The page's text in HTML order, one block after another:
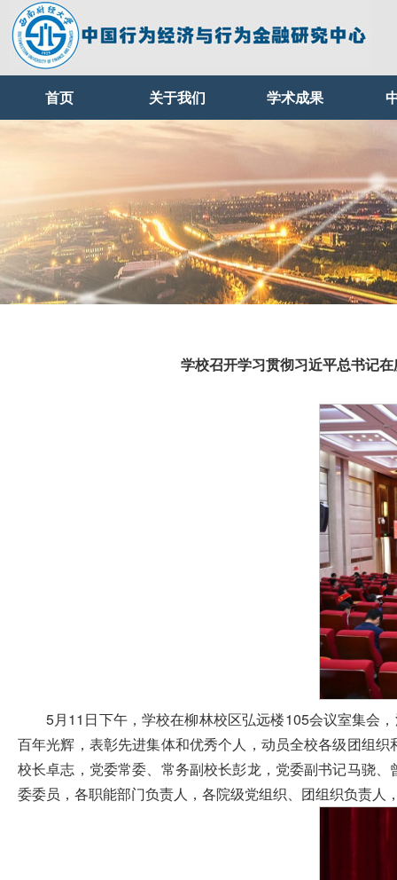
首页 关于我们 学术成果
学校召开学习贯彻习近平总书记
5月11日下午，学校在柳林校区弘远楼105会议室集会
百年光辉，表彰先进集体和优秀个人，动员全校各级团组
校长卓志，党委常委、常务副校长彭龙，党委副书记马骁
委委员，各职能部门负责人，各院级党组织、团组织负责